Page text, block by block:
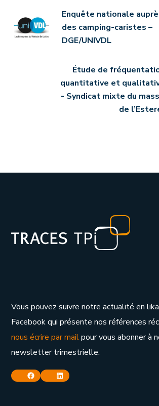
Enquête nationale
des camping-caristes –
DGE/UNIVDL
Étude de
quantitative et
- Syndicat mixte du
de
Vous pouvez suivre notre actualité en
Facebook qui présente nos références
nous écrire par mailpour vous abonner à
newsletter trimestrielle.
FacebookLinkedin